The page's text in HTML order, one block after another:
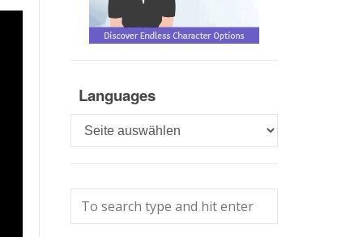
Languages
Languages